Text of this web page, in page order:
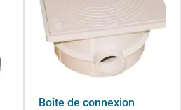
Boîte de connexion